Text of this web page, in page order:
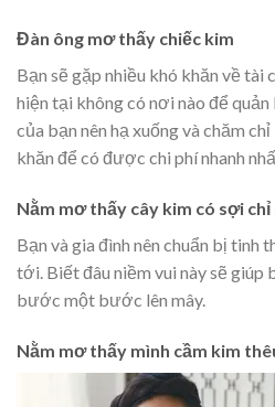
Đàn ông mơ thấy chiếc kim
Bạn sẽ gặp nhiều khó khăn về tài
hiện tại không có nơi nào để
của bạn nên hạ xuống và chăm
khăn để có được chi phí nhanh
Nằm mơ thấy cây kim có sợi chỉ
Bạn và gia đình nên chuẩn bị tinh
tới. Biết đâu niềm vui này sẽ giúp
bước một bước lên mây.
Nằm mơ thấy mình cầm kim